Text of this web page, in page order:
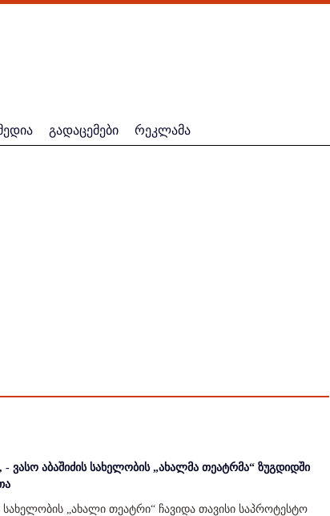
გადაცემები რეკლამა
ვასო აბაშიძის სახელობის „ახალმა თეატრმა“ ზუგდიდში
სახელობის „ახალი თეატრი“ ჩავიდა თავისი საპროტესტო